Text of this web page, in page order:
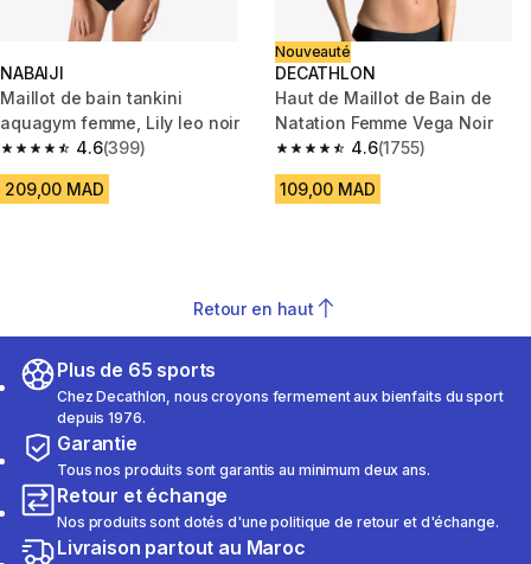
NABAIJI
Maillot de bain tankini
aquagym femme, Lily leo noir
4.6
4.6 out of 5 stars from 399 reviews
(399)
209,00 MAD
Nouveauté
DECATHLON
Haut de Maillot de Bain de
Natation Femme Vega Noir
4.6
4.6 out of 5 stars from 1755
(1755)
109,00 MAD
Retour en haut
Plus de 65 sports
Chez Decathlon, nous croyons fermement aux bienfaits du sport
depuis 1976.
Garantie
Tous nos produits sont garantis au minimum deux ans.
Retour et échange
Nos produits sont dotés d'une politique de retour et d'échange.
Livraison partout au Maroc